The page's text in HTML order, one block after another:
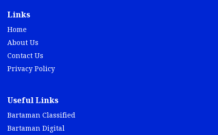
Links
Home
About Us
Contact Us
Privacy Policy
Useful Links
Bartaman Classified
Bartaman Digital